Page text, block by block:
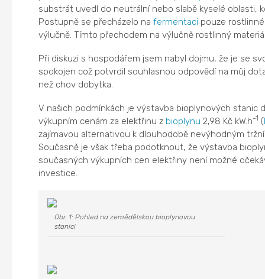
substrát uvedl do neutrální nebo slabě kyselé oblasti,
Postupně se přecházelo na fermentaci pouze
výlučně. Tímto přechodem na výlučně rostlinný
Při diskuzi s hospodářem jsem nabyl dojmu, že je se
spokojen což potvrdil souhlasnou odpovědí na můj
než chov dobytka.
V našich podmínkách je výstavba bioplynových stanic
výkupním cenám za elektřinu z bioplynu 2,98 Kč kW.h-1 (
zajímavou alternativou k dlouhodobě nevýhodným
Současně je však třeba podotknout, že výstavba
současných výkupních cen elektřiny není možné
investice.
Obr. 1: Pohled na zemědělskou bioplynovou
stanici